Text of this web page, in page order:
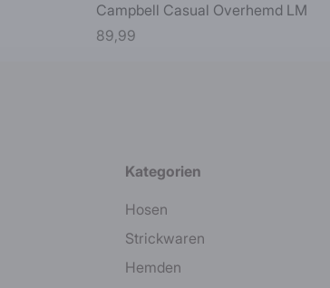
Campbell Casual Overhemd LM
89,99
Kategorien
Hosen
Strickwaren
Hemden